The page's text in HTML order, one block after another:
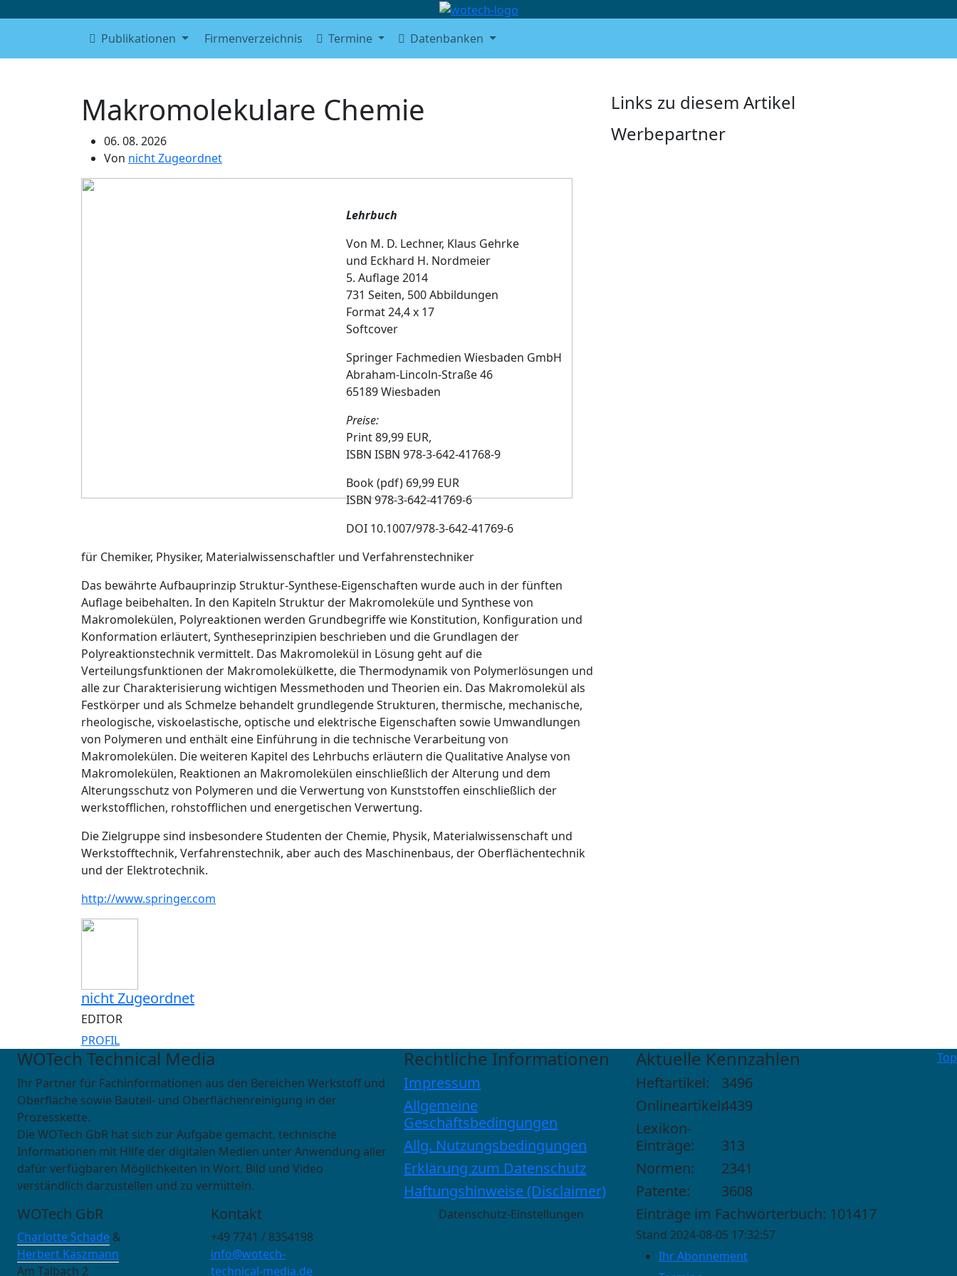
Publikationen Firmenverzeichnis Termine Datenbanken
Makromolekulare Chemie
06. 08. 2026
Von nicht Zugeordnet
Lehrbuch
Von M. D. Lechner, Klaus Gehrke
und Eckhard H. Nordmeier
5. Auflage 2014
731 Seiten, 500 Abbildungen
Format 24,4 x 17
Softcover
Springer Fachmedien Wiesbaden GmbH
Abraham-Lincoln-Straße 46
65189 Wiesbaden
Preise:
Print 89,99 EUR,
ISBN ISBN 978-3-642-41768-9
Book (pdf) 69,99 EUR
ISBN 978-3-642-41769-6
DOI 10.1007/978-3-642-41769-6
für Chemiker, Physiker, Materialwissenschaftler und Verfahrenstechniker
Das bewährte Aufbauprinzip Struktur-Synthese-Eigenschaften wurde auch in der fünften
Auflage beibehalten. In den Kapiteln Struktur der Makromoleküle und Synthese von
Makromolekülen, Polyreaktionen werden Grundbegriffe wie Konstitution, Konfiguration und
Konformation erläutert, Syntheseprinzipien beschrieben und die Grundlagen der
Polyreaktionstechnik vermittelt. Das Makromolekül in Lösung geht auf die
Verteilungsfunktionen der Makromolekülkette, die Thermodynamik von Polymerlösungen und
alle zur Charakterisierung wichtigen Messmethoden und Theorien ein. Das Makromolekül als
Festkörper und als Schmelze behandelt grundlegende Strukturen, thermische, mechanische,
rheologische, viskoelastische, optische und elektrische Eigenschaften sowie Umwandlungen
von Polymeren und enthält eine Einführung in die technische Verarbeitung von
Makromolekülen. Die weiteren Kapitel des Lehrbuchs erläutern die Qualitative Analyse von
Makromolekülen, Reaktionen an Makromolekülen einschließlich der Alterung und dem
Alterungsschutz von Polymeren und die Verwertung von Kunststoffen einschließlich der
werkstofflichen, rohstofflichen und energetischen Verwertung.
Die Zielgruppe sind insbesondere Studenten der Chemie, Physik, Materialwissenschaft und
Werkstofftechnik, Verfahrenstechnik, aber auch des Maschinenbaus, der Oberflächentechnik
und der Elektrotechnik.
http://www.springer.com
nicht Zugeordnet
EDITOR
PROFIL
Links zu diesem Artikel
Werbepartner
Top
WOTech Technical Media
Ihr Partner für Fachinformationen aus den Bereichen Werkstoff und
Oberfläche sowie Bauteil- und Oberflächenreinigung in der
Prozesskette.
Die WOTech GbR hat sich zur Aufgabe gemacht, technische
Informationen mit Hilfe der digitalen Medien unter Anwendung aller
dafür verfügbaren Möglichkeiten in Wort, Bild und Video
verständlich darzustellen und zu vermitteln.
WOTech GbR
Charlotte Schade &
Herbert Käszmann
Am Talbach 2
Kontakt
+49 7741 / 8354198
info@wotech-
technical-media.de
Rechtliche Informationen
Impressum
Allgemeine
Geschäftsbedingungen
Allg. Nutzungsbedingungen
Erklärung zum Datenschutz
Haftungshinweise (Disclaimer)
Datenschutz-Einstellungen
Aktuelle Kennzahlen
Heftartikel:
3496
Onlineartikel:4439
Lexikon-
Einträge:
313
Normen:
2341
Patente:
3608
Einträge im Fachwörterbuch: 101417
Stand 2024-08-05 17:32:57
Ihr Abonnement